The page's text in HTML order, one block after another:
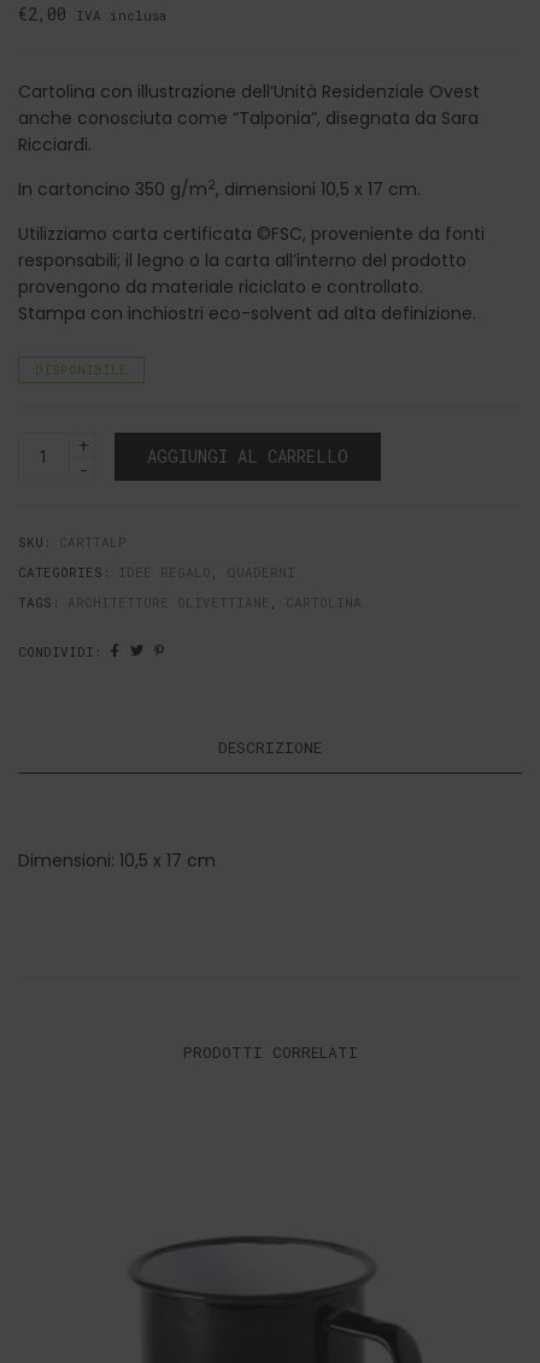
€2,00 IVA inclusa
Cartolina con illustrazione dell’Unità Residenziale Ovest
anche conosciuta come “Talponia”, disegnata da Sara
Ricciardi.
In cartoncino 350 g/m2, dimensioni 10,5 x 17 cm.
Utilizziamo carta certificata ©FSC, proveniente da fonti
responsabili; il legno o la carta all’interno del prodotto
provengono da materiale riciclato e controllato.
Stampa con inchiostri eco-solvent ad alta definizione.
DISPONIBILE
Residenziale
AGGIUNGI AL CARRELLO
SKU: CARTTALP
CATEGORIES:
IDEE REGALO
QUADERNI
TAGS:
ARCHITETTURE OLIVETTIANE CARTOLINA
CONDIVIDI:
DESCRIZIONE
Dimensioni: 10,5 x 17 cm
PRODOTTI CORRELATI